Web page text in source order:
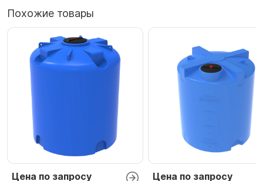
Похожие товары
Цена по запросу Цена по запросу